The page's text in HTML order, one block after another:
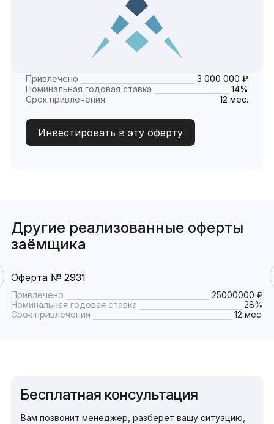
Привлечено
3 000 000 ₽
Номинальная годовая ставка
14%
Срок привлечения
12 мес.
Инвестировать в эту оферту
Другие реализованные оферты
заёмщика
Оферта № 2931
Привлечено
25000000 ₽
Номинальная годовая ставка
28%
Срок привлечения
12 мес.
Бесплатная консультация
Вам позвонит менеджер, разберет вашу ситуацию,